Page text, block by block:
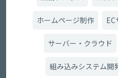
ホームページ制作
サーバー・クラウド
組み込みシステム開